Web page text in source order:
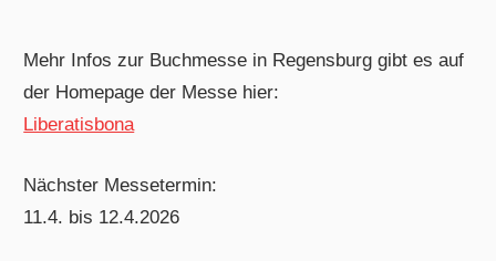
Mehr Infos zur Buchmesse in Regensburg gibt es auf
der Homepage der Messe hier:
Liberatisbona
Nächster Messetermin:
11.4. bis 12.4.2026